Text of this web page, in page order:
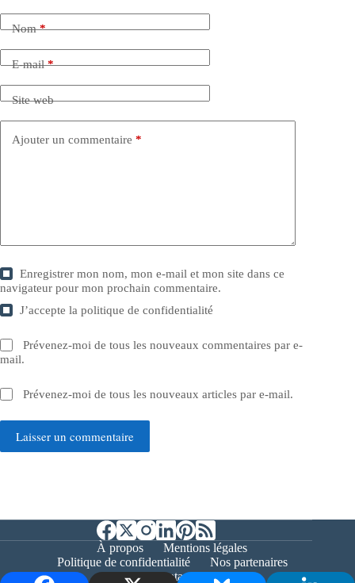
Nom*
E-mail*
Site web
Ajouter un commentaire *
Enregistrer mon nom, mon e-mail et mon site dans ce
navigateur pour mon prochain commentaire.
J’accepte lapolitique de confidentialité
Prévenez-moi de tous les nouveaux commentaires par e-
mail.
Prévenez-moi de tous les nouveaux articles par e-mail.
Laisser un commentaire
À propos
Mentions légales
Politique de confidentialité
Nos partenaires
Contact